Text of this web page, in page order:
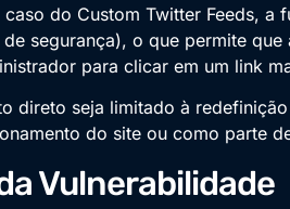
do Custom Twitter Feeds, a
segurança), o que permite
para clicar em um link
direto seja limitado à
do site ou como parte
Vulnerabilidade